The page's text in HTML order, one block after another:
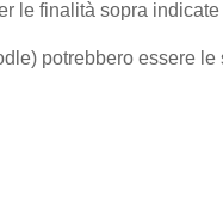
le finalità sopra
potrebbero essere le